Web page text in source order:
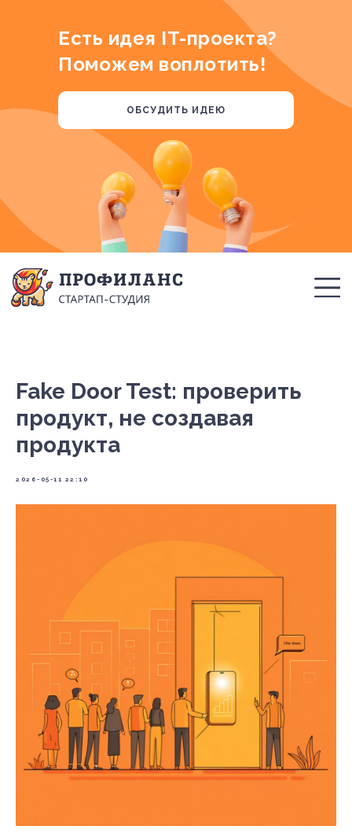
Есть идея IT-проекта?
Поможем воплотить!
ОБСУДИТЬ ИДЕЮ
Fake Door Test: проверить
продукт, не создавая
продукта
2026-05-11 22:10